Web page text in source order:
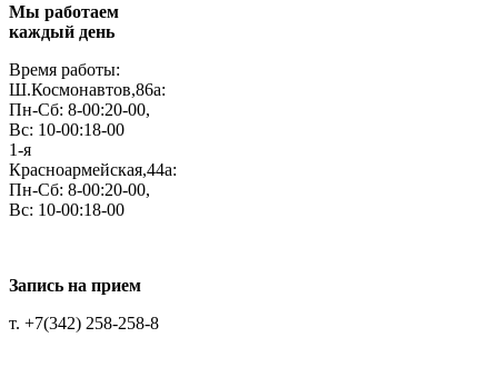
Мы работаем
каждый день
Время работы:
Ш.Космонавтов,86а:
Пн-Сб: 8-00:20-00,
Вс: 10-00:18-00
1-я
Красноармейская,44а:
Пн-Сб: 8-00:20-00,
Вс: 10-00:18-00
Запись на прием
т. +7(342) 258-258-8